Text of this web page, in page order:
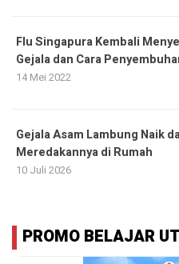
Flu Singapura Kembali
Gejala dan Cara
14 Mei 2022
Gejala Asam Lambung Naik
Meredakannya di Rumah
10 Juli 2026
PROMO BELAJAR